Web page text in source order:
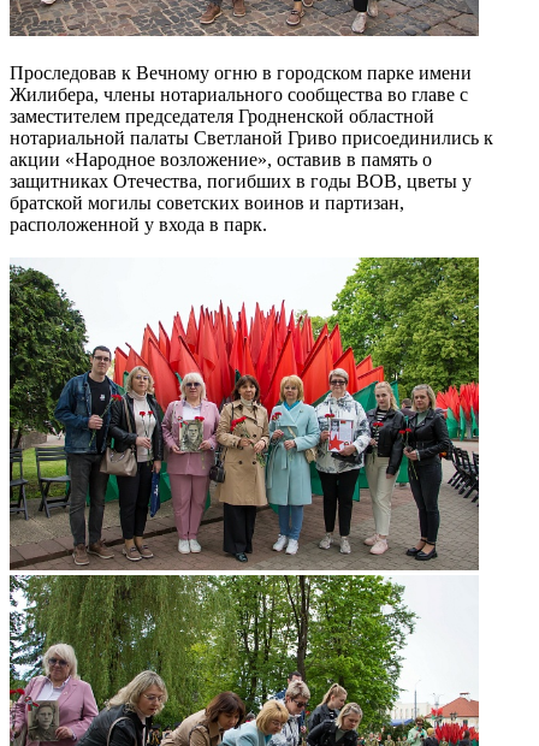
Проследовав к Вечному огню в городском парке имени
Жилибера, члены нотариального сообщества во главе с
заместителем председателя Гродненской областной
нотариальной палаты Светланой Гриво присоединились к
акции «Народное возложение», оставив в память о
защитниках Отечества, погибших в годы ВОВ, цветы у
братской могилы советских воинов и партизан,
расположенной у входа в парк.